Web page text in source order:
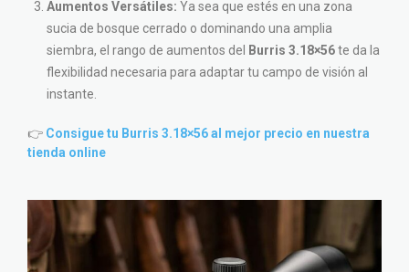
Aumentos Versátiles: Ya sea que estés en una zona
sucia de bosque cerrado o dominando una amplia
siembra, el rango de aumentos del
Burris 3.18×56te da la
flexibilidad necesaria para adaptar tu campo de visión al
instante.
👉 Consigue tu Burris 3.18×56 al mejor precio en nuestra
tienda online